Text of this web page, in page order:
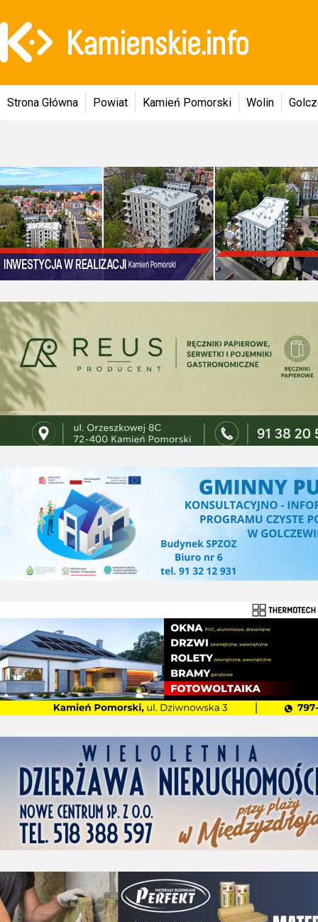
Strona Główna Powiat Kamień Pomorski Wolin